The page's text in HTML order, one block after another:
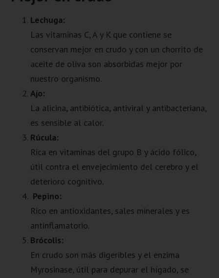
Lechuga:
Las vitaminas C, A y K que contiene se
conservan mejor en crudo y con un chorrito de
aceite de oliva son absorbidas mejor por
nuestro organismo.
Ajo:
La alicina, antibiótica, antiviral y antibacteriana,
es sensible al calor.
Rúcula:
Rica en vitaminas del grupo B y ácido fólico,
útil contra el envejecimiento del cerebro y el
deterioro cognitivo.
Pepino:
Rico en antioxidantes, sales minerales y es
antinflamatorio.
Brócolis:
En crudo son más digeribles y el enzima
Myrosinase, útil para depurar el hígado, se